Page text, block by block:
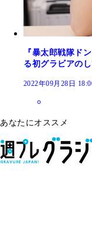
『暴太郎戦隊ド
る初グラビアの
2022年09月28日
あなたにオススメ